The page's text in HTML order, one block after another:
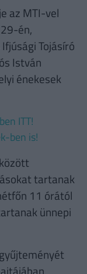
az MTI-vel
én,
Tojásíró
István
énekesek
ITT!
ben is!
tartanak
11 órától
ünnepi